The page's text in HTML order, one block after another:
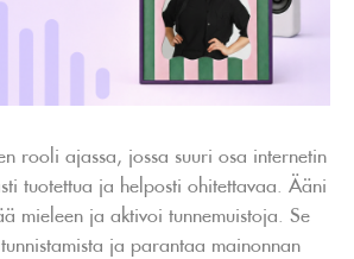
rooli ajassa, jossa suuri osa internetin
tuotettua ja helposti ohitettavaa. Ääni
mieleen ja aktivoi tunnemuistoja. Se
ja parantaa mainonnan